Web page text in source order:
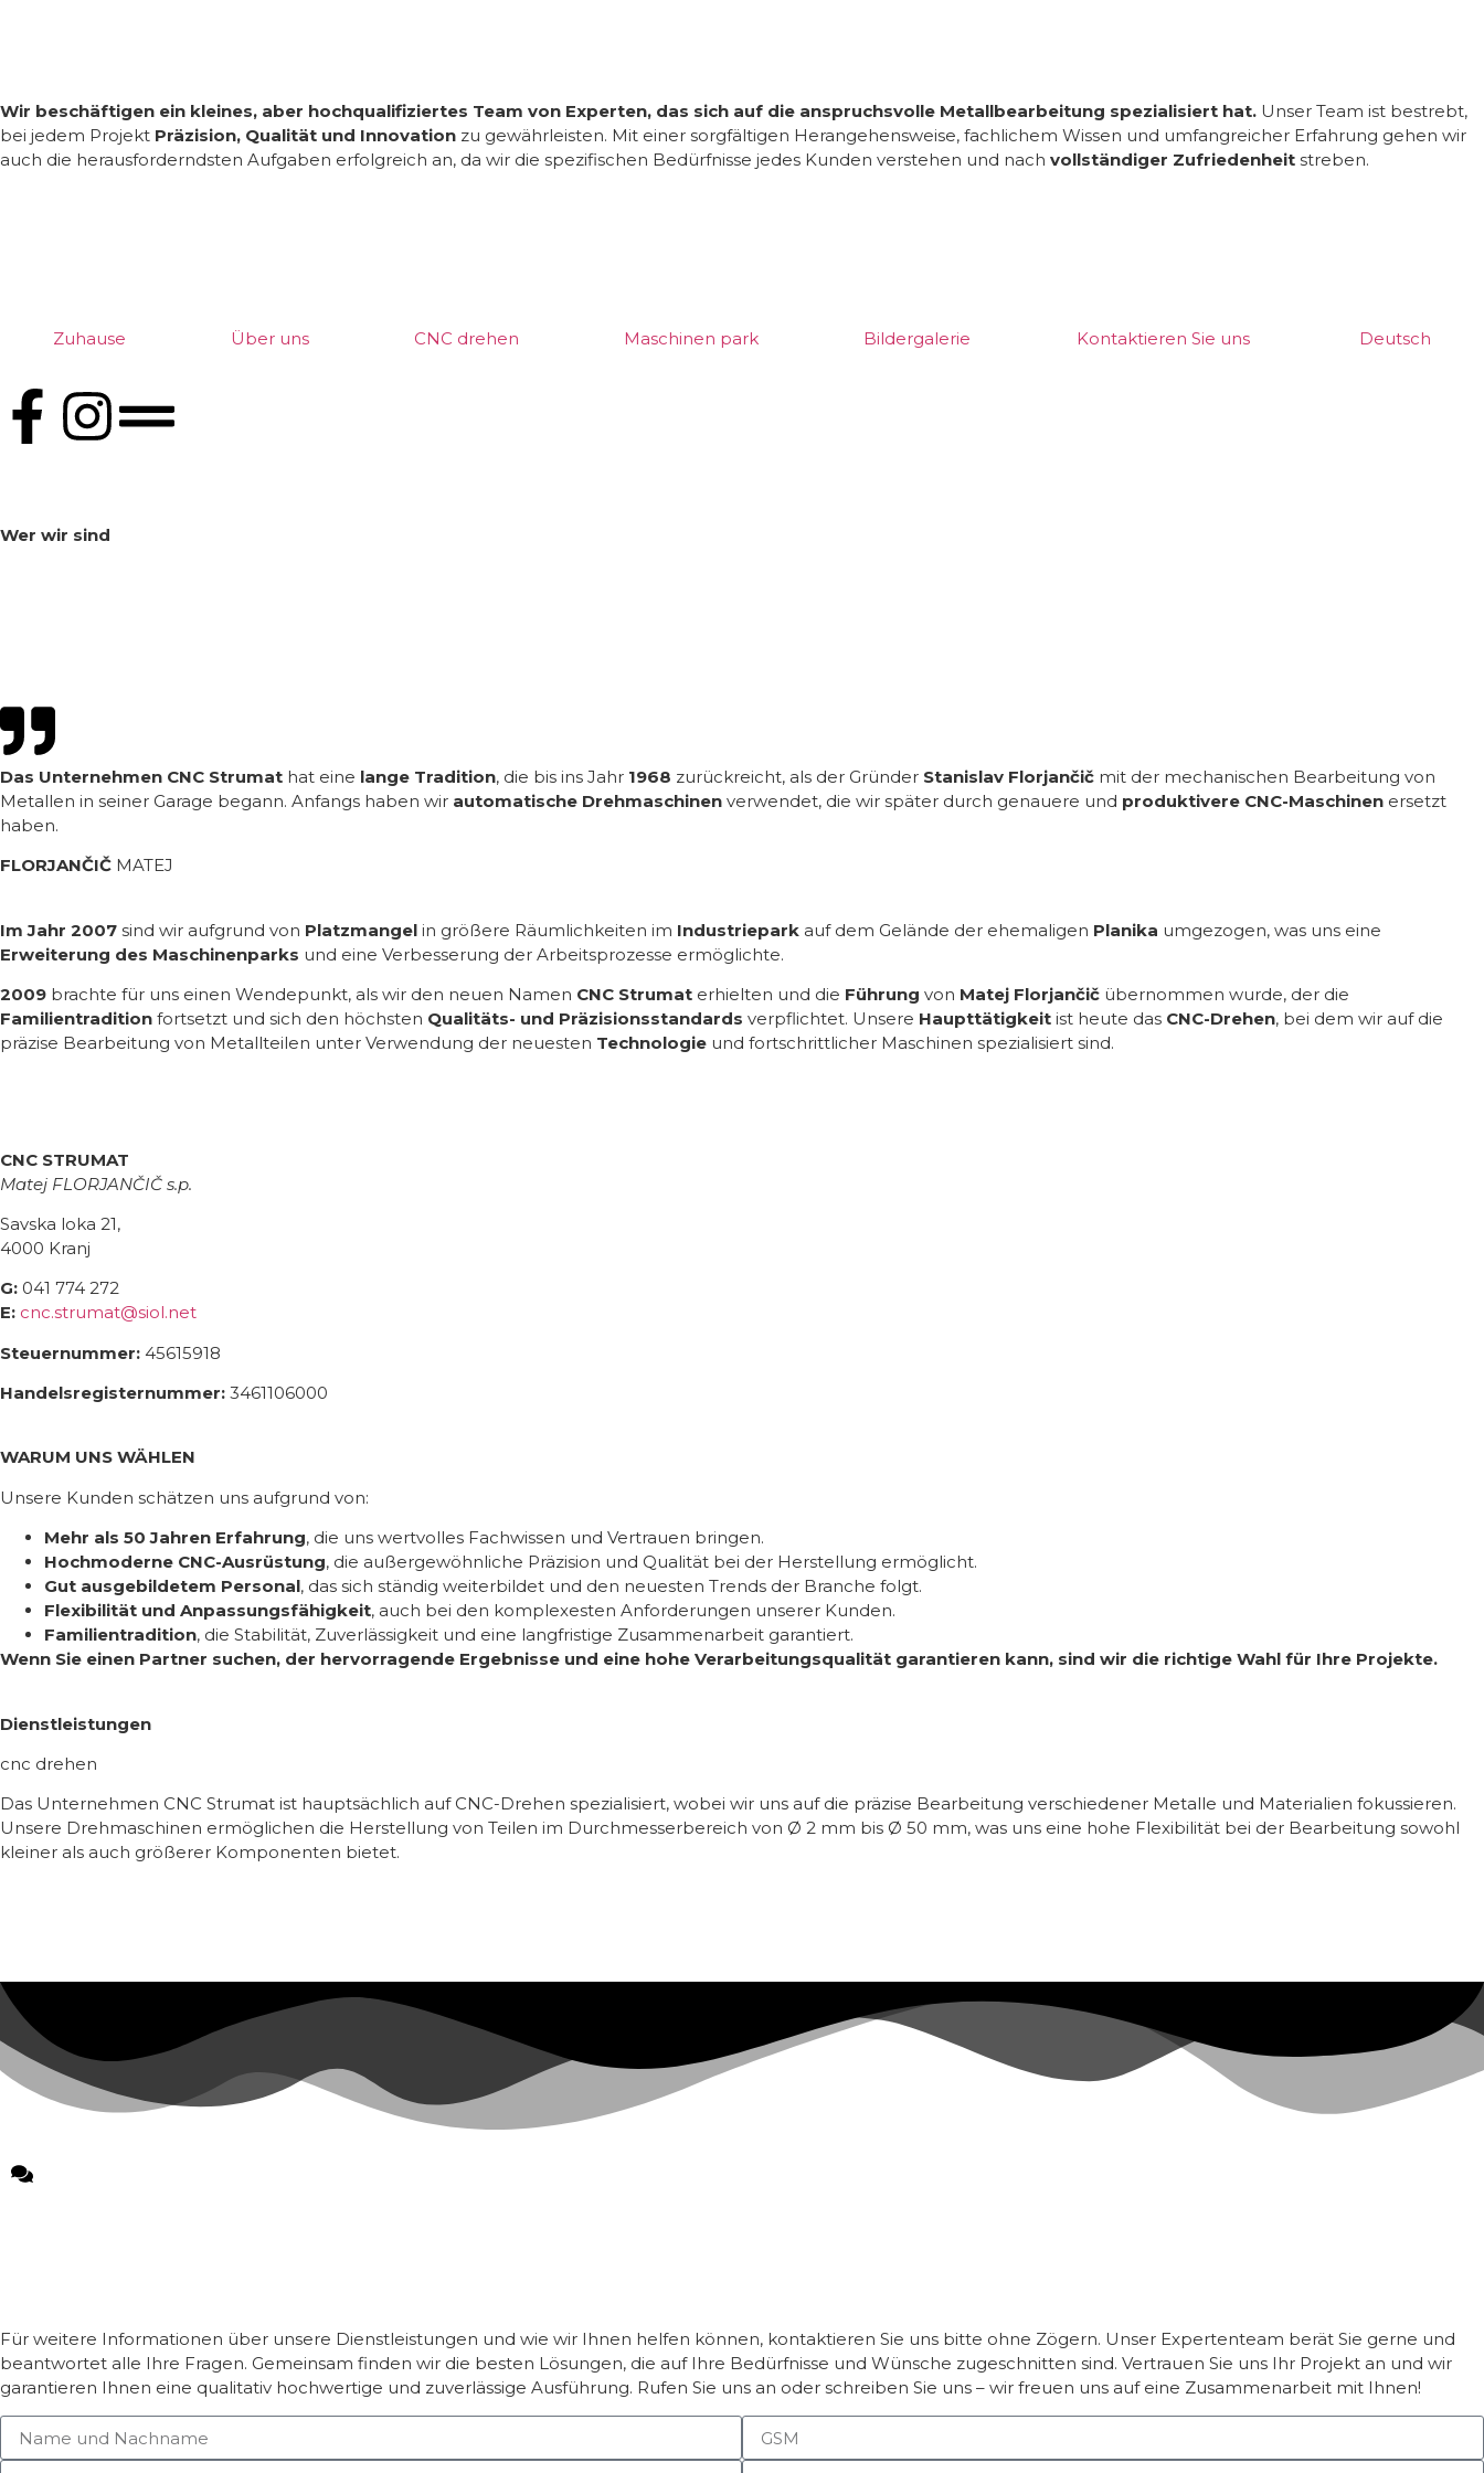
Wir beschäftigen ein kleines, aber hochqualifiziertes Team von Experten, das sich auf die anspruchsvolle Metallbearbeitung spezialisiert hat. Unser Team ist bestrebt,
bei jedem Projekt Präzision, Qualität und Innovation zu gewährleisten. Mit einer sorgfältigen Herangehensweise, fachlichem Wissen und umfangreicher Erfahrung gehen wir
auch die herausforderndsten Aufgaben erfolgreich an, da wir die spezifischen Bedürfnisse jedes Kunden verstehen und nach vollständiger Zufriedenheit streben.
Zuhause Über uns CNC drehen Maschinen park Bildergalerie Kontaktieren Sie uns Deutsch
Wer wir sind
Das Unternehmen CNC Strumat hat eine lange Tradition, die bis ins Jahr 1968 zurückreicht, als der Gründer Stanislav Florjančič mit der mechanischen Bearbeitung von
Metallen in seiner Garage begann. Anfangs haben wir automatische Drehmaschinen verwendet, die wir später durch genauere und produktivere CNC-Maschinen ersetzt
haben.
FLORJANČIČ MATEJ
Im Jahr 2007 sind wir aufgrund von Platzmangel in größere Räumlichkeiten im Industriepark auf dem Gelände der ehemaligen Planika umgezogen, was uns eine
Erweiterung des Maschinenparks und eine Verbesserung der Arbeitsprozesse ermöglichte.
2009 brachte für uns einen Wendepunkt, als wir den neuen Namen CNC Strumat erhielten und die Führung von Matej Florjančič übernommen wurde, der die
Familientradition fortsetzt und sich den höchsten Qualitäts- und Präzisionsstandards verpflichtet. Unsere Haupttätigkeit ist heute das CNC-Drehen, bei dem wir auf die
präzise Bearbeitung von Metallteilen unter Verwendung der neuesten Technologie und fortschrittlicher Maschinen spezialisiert sind.
CNC STRUMAT
Matej FLORJANČIČ s.p.
Savska loka 21,
4000 Kranj
G: 041 774 272
E: cnc.strumat@siol.net
Steuernummer: 45615918
Handelsregisternummer: 3461106000
WARUM UNS WÄHLEN
Unsere Kunden schätzen uns aufgrund von:
Mehr als 50 Jahren Erfahrung, die uns wertvolles Fachwissen und Vertrauen bringen.
Hochmoderne CNC-Ausrüstung, die außergewöhnliche Präzision und Qualität bei der Herstellung ermöglicht.
Gut ausgebildetem Personal, das sich ständig weiterbildet und den neuesten Trends der Branche folgt.
Flexibilität und Anpassungsfähigkeit, auch bei den komplexesten Anforderungen unserer Kunden.
Familientradition, die Stabilität, Zuverlässigkeit und eine langfristige Zusammenarbeit garantiert.
Wenn Sie einen Partner suchen, der hervorragende Ergebnisse und eine hohe Verarbeitungsqualität garantieren kann, sind wir die richtige Wahl für Ihre Projekte.
Dienstleistungen
cnc drehen
Das Unternehmen CNC Strumat ist hauptsächlich auf CNC-Drehen spezialisiert, wobei wir uns auf die präzise Bearbeitung verschiedener Metalle und Materialien fokussieren.
Unsere Drehmaschinen ermöglichen die Herstellung von Teilen im Durchmesserbereich von Ø 2 mm bis Ø 50 mm, was uns eine hohe Flexibilität bei der Bearbeitung sowohl
kleiner als auch größerer Komponenten bietet.
Für weitere Informationen über unsere Dienstleistungen und wie wir Ihnen helfen können, kontaktieren Sie uns bitte ohne Zögern. Unser Expertenteam berät Sie gerne und
beantwortet alle Ihre Fragen. Gemeinsam finden wir die besten Lösungen, die auf Ihre Bedürfnisse und Wünsche zugeschnitten sind. Vertrauen Sie uns Ihr Projekt an und wir
garantieren Ihnen eine qualitativ hochwertige und zuverlässige Ausführung. Rufen Sie uns an oder schreiben Sie uns – wir freuen uns auf eine Zusammenarbeit mit Ihnen!